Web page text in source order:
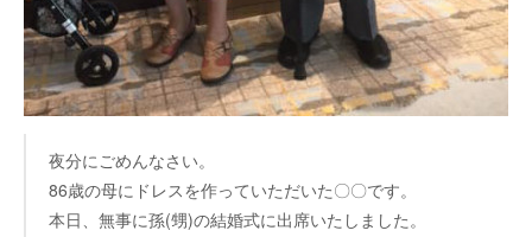
夜分にごめんなさい。
86歳の母にドレスを作っていただいた〇〇です。
本日、無事に孫(甥)の結婚式に出席いたしました。